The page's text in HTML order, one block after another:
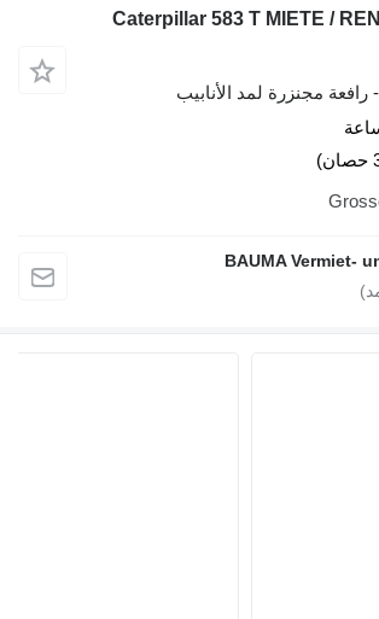
Caterpillar 583 T MIETE /
رافعة مجنزرة لمد الأنابيب
BAUMA Vermiet-